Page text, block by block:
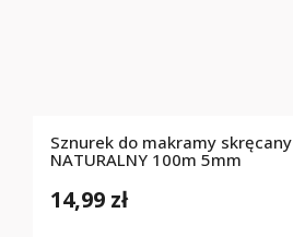
Sznurek do makramy skręcany
NATURALNY 100m 5mm
14,99 zł